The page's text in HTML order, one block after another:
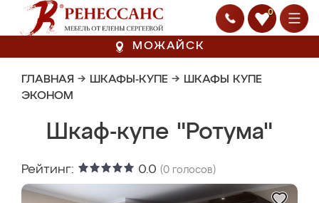
0
МОЖАЙСК
ГЛАВНАЯ → ШКАФЫ-КУПЕ → ШКАФЫ КУПЕ
ЭКОНОМ
Шкаф-купе "Ротума"
Рейтинг: 0.0 (0 голосов)